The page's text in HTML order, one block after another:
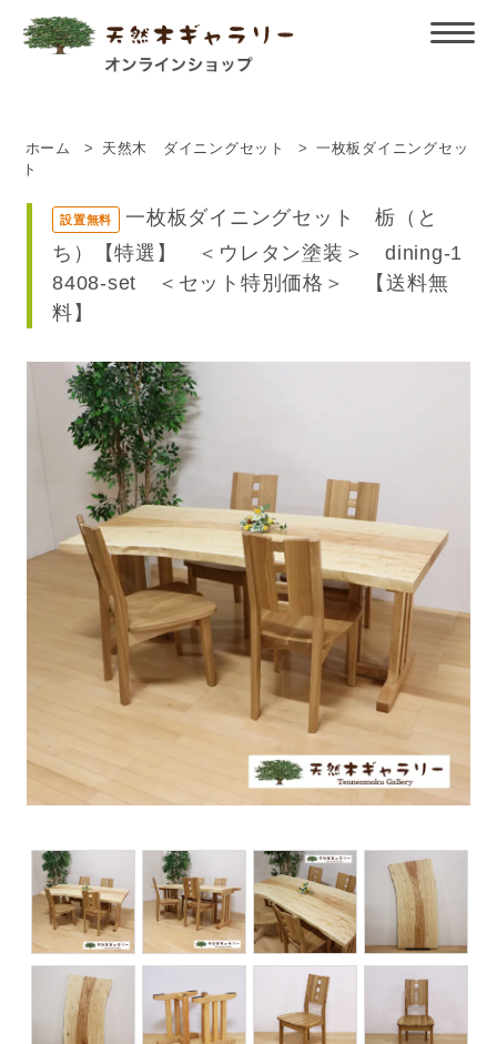
ホーム > 天然木 ダイニングセット >
一枚板ダイニングセッ
ト
設置無料
一枚板ダイニングセット 栃（と
ち）【特選】 ＜ウレタン塗装＞ dining-1
8408-set ＜セット特別価格＞ 【送料無
料】